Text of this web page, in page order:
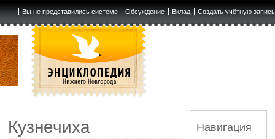
Вы не представились системе Обсуждение Вклад Создать учётную запись
Кузнечиха Навигация